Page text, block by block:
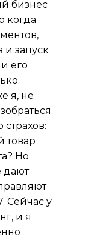
бизнес
когда
и запуск
его
я, не
товар
Но
дают
Сейчас у
и я